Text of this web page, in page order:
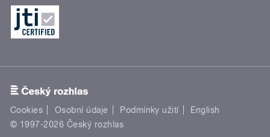
Cookies Osobní údaje Podmínky užití
English
© 1997-2026 Český rozhlas